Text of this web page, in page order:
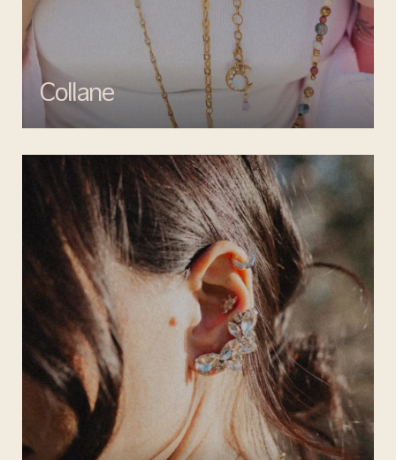
Collane
Esalta il tuo look con le collane di Mata gioielli, un perfetto mix di